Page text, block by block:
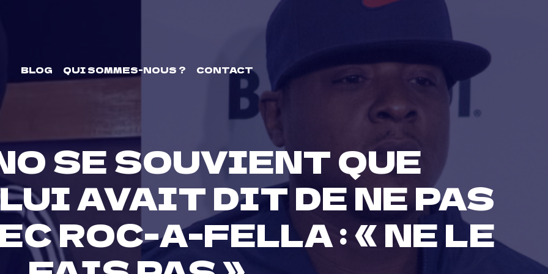
BLOG QUI SOMMES-NOUS ? CONTACT
SE SOUVIENT QUE
AVAIT DIT DE NE PAS
ROC-A-FELLA : « NE LE